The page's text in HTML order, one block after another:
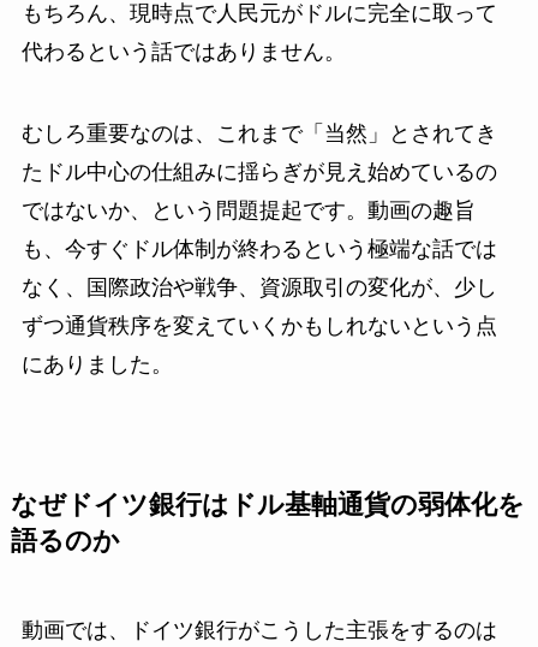
もちろん、現時点で人民元がドルに完全に取って
代わるという話ではありません。
むしろ重要なのは、これまで「当然」とされてき
たドル中心の仕組みに揺らぎが見え始めているの
ではないか、という問題提起です。動画の趣旨
も、今すぐドル体制が終わるという極端な話では
なく、国際政治や戦争、資源取引の変化が、少し
ずつ通貨秩序を変えていくかもしれないという点
にありました。
なぜドイツ銀行はドル基軸通貨の弱体化を
語るのか
動画では、ドイツ銀行がこうした主張をするのは